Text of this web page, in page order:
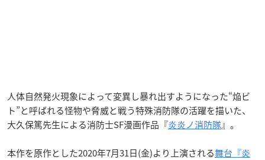
人体自然発火現象によって変異し暴れ出すようになった“焔ビ
ト”と呼ばれる怪物や脅威と戦う特殊消防隊の活躍を描いた、
大久保篤先生による消防士SF漫画作品『炎炎ノ消防隊』。
本作を原作とした2020年7月31日(金)より上演される舞台『炎